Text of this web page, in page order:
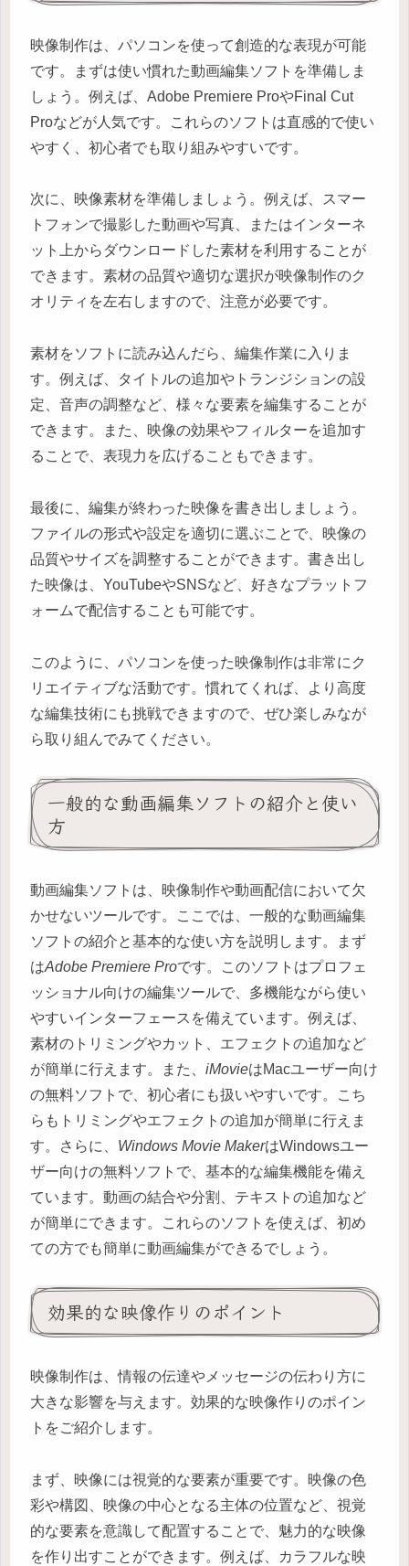
映像制作は、パソコンを使って創造的な表現が可能
です。まずは使い慣れた動画編集ソフトを準備しま
しょう。例えば、Adobe Premiere ProやFinal Cut
Proなどが人気です。これらのソフトは直感的で使い
やすく、初心者でも取り組みやすいです。
次に、映像素材を準備しましょう。例えば、スマー
トフォンで撮影した動画や写真、またはインターネ
ット上からダウンロードした素材を利用することが
できます。素材の品質や適切な選択が映像制作のク
オリティを左右しますので、注意が必要です。
素材をソフトに読み込んだら、編集作業に入りま
す。例えば、タイトルの追加やトランジションの設
定、音声の調整など、様々な要素を編集することが
できます。また、映像の効果やフィルターを追加す
ることで、表現力を広げることもできます。
最後に、編集が終わった映像を書き出しましょう。
ファイルの形式や設定を適切に選ぶことで、映像の
品質やサイズを調整することができます。書き出し
た映像は、YouTubeやSNSなど、好きなプラットフ
ォームで配信することも可能です。
このように、パソコンを使った映像制作は非常にク
リエイティブな活動です。慣れてくれば、より高度
な編集技術にも挑戦できますので、ぜひ楽しみなが
ら取り組んでみてください。
一般的な動画編集ソフトの紹介と使い
方
動画編集ソフトは、映像制作や動画配信において欠
かせないツールです。ここでは、一般的な動画編集
ソフトの紹介と基本的な使い方を説明します。まず
はAdobe Premiere Proです。このソフトはプロフェ
ッショナル向けの編集ツールで、多機能ながら使い
やすいインターフェースを備えています。例えば、
素材のトリミングやカット、エフェクトの追加など
が簡単に行えます。また、 iMovieはMacユーザー向け
の無料ソフトで、初心者にも扱いやすいです。こち
らもトリミングやエフェクトの追加が簡単に行えま
す。さらに、 Windows Movie MakerはWindowsユー
ザー向けの無料ソフトで、基本的な編集機能を備え
ています。動画の結合や分割、テキストの追加など
が簡単にできます。これらのソフトを使えば、初め
ての方でも簡単に動画編集ができるでしょう。
効果的な映像作りのポイント
映像制作は、情報の伝達やメッセージの伝わり方に
大きな影響を与えます。効果的な映像作りのポイン
トをご紹介します。
まず、映像には視覚的な要素が重要です。映像の色
彩や構図、映像の中心となる主体の位置など、視覚
的な要素を意識して配置することで、魅力的な映像
を作り出すことができます。例えば、カラフルな映